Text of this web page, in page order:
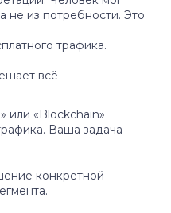
не из потребности. Это
трафика.
всё
или «Blockchain»
Ваша задача —
конкретной